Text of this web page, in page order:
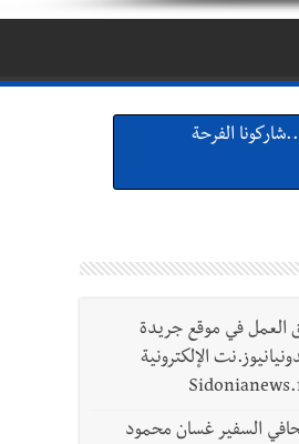
عن المحاور
العمل في موقع جريدة
الإلكترونية
السفير غسان محمود